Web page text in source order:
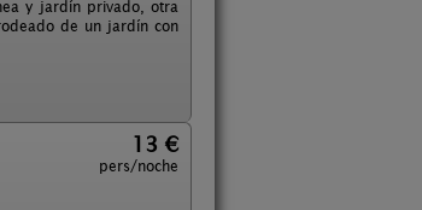
y jardín privado, otra
de un jardín con
13 €
pers/noche